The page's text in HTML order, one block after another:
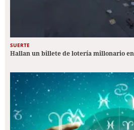
SUERTE
Hallan un billete de lotería millonario